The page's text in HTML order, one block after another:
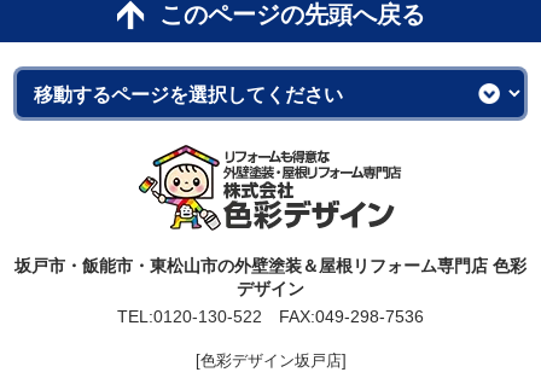
このページの先頭へ戻る
坂戸市・飯能市・東松山市の外壁塗装＆屋根リフォーム専門店 色彩
デザイン
TEL:0120-130-522 FAX:049-298-7536
[色彩デザイン坂戸店]